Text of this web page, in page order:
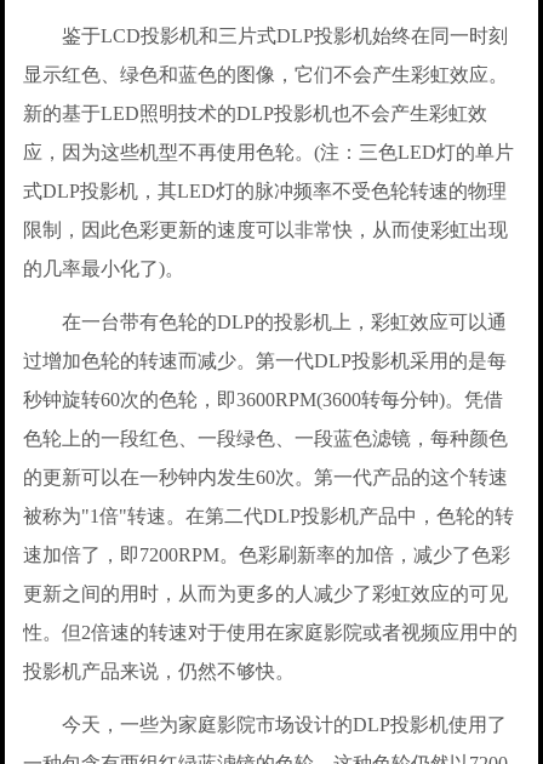
鉴于LCD投影机和三片式DLP投影机始终在同一时刻
显示红色、绿色和蓝色的图像，它们不会产生彩虹效应。
新的基于LED照明技术的DLP投影机也不会产生彩虹效
应，因为这些机型不再使用色轮。(注：三色LED灯的单片
式DLP投影机，其LED灯的脉冲频率不受色轮转速的物理
限制，因此色彩更新的速度可以非常快，从而使彩虹出现
的几率最小化了)。
在一台带有色轮的DLP的投影机上，彩虹效应可以通
过增加色轮的转速而减少。第一代DLP投影机采用的是每
秒钟旋转60次的色轮，即3600RPM(3600转每分钟)。凭借
色轮上的一段红色、一段绿色、一段蓝色滤镜，每种颜色
的更新可以在一秒钟内发生60次。第一代产品的这个转速
被称为"1倍"转速。在第二代DLP投影机产品中，色轮的转
速加倍了，即7200RPM。色彩刷新率的加倍，减少了色彩
更新之间的用时，从而为更多的人减少了彩虹效应的可见
性。但2倍速的转速对于使用在家庭影院或者视频应用中的
投影机产品来说，仍然不够快。
今天，一些为家庭影院市场设计的DLP投影机使用了